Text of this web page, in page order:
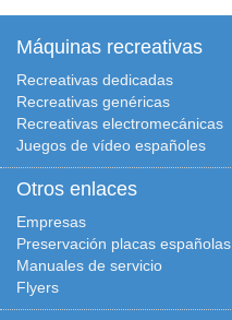
Máquinas recreativas
Recreativas dedicadas
Recreativas genéricas
Recreativas electromecánicas
Juegos de vídeo españoles
Otros enlaces
Empresas
Preservación placas españolas
Manuales de servicio
Flyers